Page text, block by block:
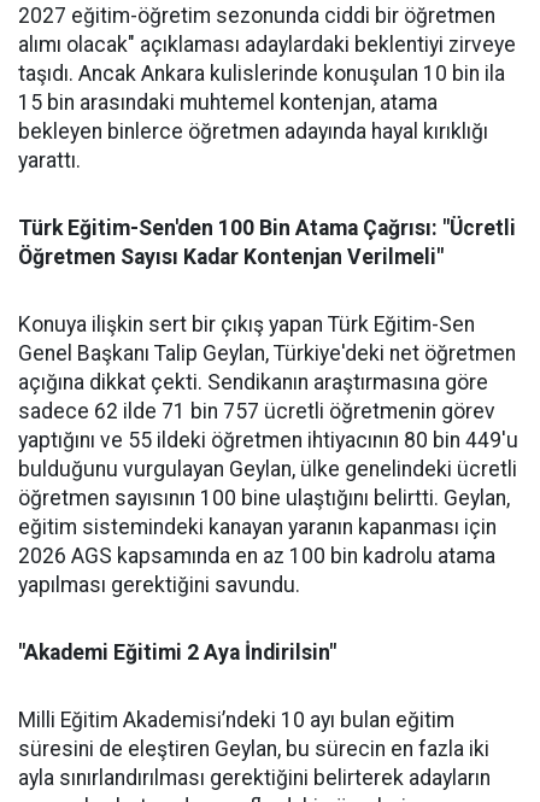
2027 eğitim-öğretim sezonunda ciddi bir öğretmen
alımı olacak" açıklaması adaylardaki beklentiyi zirveye
taşıdı. Ancak Ankara kulislerinde konuşulan 10 bin ila
15 bin arasındaki muhtemel kontenjan, atama
bekleyen binlerce öğretmen adayında hayal kırıklığı
yarattı.
Türk Eğitim-Sen'den 100 Bin Atama Çağrısı: "Ücretli
Öğretmen Sayısı Kadar Kontenjan Verilmeli"
Konuya ilişkin sert bir çıkış yapan Türk Eğitim-Sen
Genel Başkanı Talip Geylan, Türkiye'deki net öğretmen
açığına dikkat çekti. Sendikanın araştırmasına göre
sadece 62 ilde 71 bin 757 ücretli öğretmenin görev
yaptığını ve 55 ildeki öğretmen ihtiyacının 80 bin 449'u
bulduğunu vurgulayan Geylan, ülke genelindeki ücretli
öğretmen sayısının 100 bine ulaştığını belirtti. Geylan,
eğitim sistemindeki kanayan yaranın kapanması için
2026 AGS kapsamında en az 100 bin kadrolu atama
yapılması gerektiğini savundu.
"Akademi Eğitimi 2 Aya İndirilsin"
Milli Eğitim Akademisi’ndeki 10 ayı bulan eğitim
süresini de eleştiren Geylan, bu sürecin en fazla iki
ayla sınırlandırılması gerektiğini belirterek adayların